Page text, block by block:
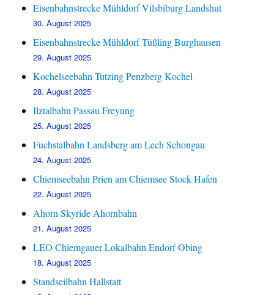
Eisenbahnstrecke Mühldorf Vilsbiburg Landshut
30. August 2025
Eisenbahnstrecke Mühldorf Tüßling Burghausen
29. August 2025
Kochelseebahn Tutzing Penzberg Kochel
28. August 2025
Ilztalbahn Passau Freyung
25. August 2025
Fuchstalbahn Landsberg am Lech Schongau
24. August 2025
Chiemseebahn Prien am Chiemsee Stock Hafen
22. August 2025
Ahorn Skyride Ahornbahn
21. August 2025
LEO Chiemgauer Lokalbahn Endorf Obing
18. August 2025
Standseilbahn Hallstatt